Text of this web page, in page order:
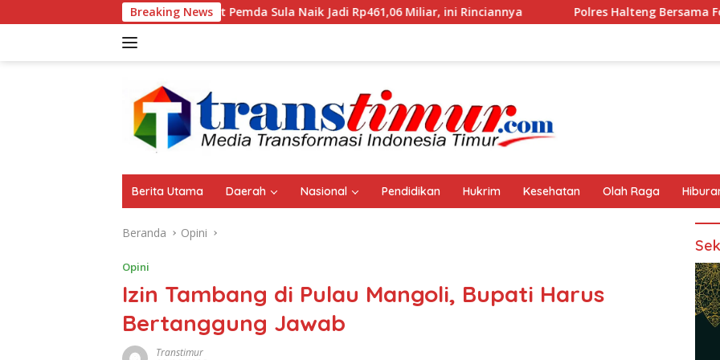
ke
Breaking News
Aset Pemda Sula Naik Jadi Rp461,06 Miliar, ini Rinciannya Polres Halteng Bersama Forkopimda Gelar
Berita Utama Daerah Nasional Pendidikan Hukrim Kesehatan Olah Raga
Beranda Opini
Opini
Izin Tambang di Pulau Mangoli, Bupati Harus
Bertanggung Jawab
Transtimur